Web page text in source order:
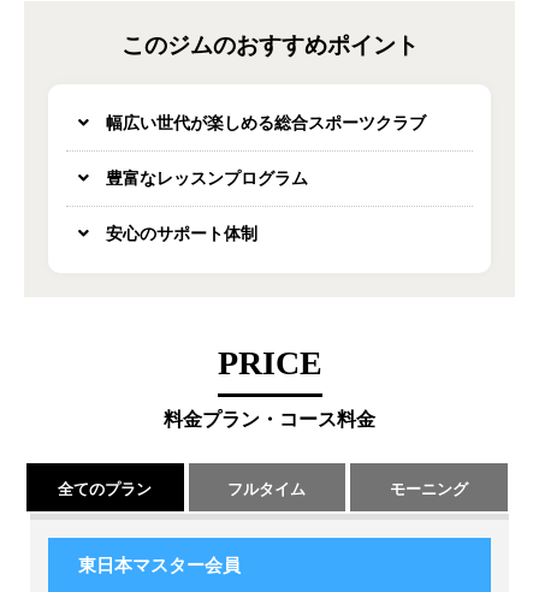
このジムのおすすめポイント
幅広い世代が楽しめる総合スポーツクラブ
豊富なレッスンプログラム
安心のサポート体制
PRICE
料金プラン・コース料金
全てのプラン フルタイム モーニング
東日本マスター会員